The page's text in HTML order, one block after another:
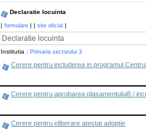
Declaratie locuinta
| formulare | | site oficial |
Declaratie locuinta
Institutia : Primaria sectorului 3
Cerere pentru includerea in programul
Cerere pentru aprobarea plasamentului8 /
Cerere pentru eliberare atestat adoptie